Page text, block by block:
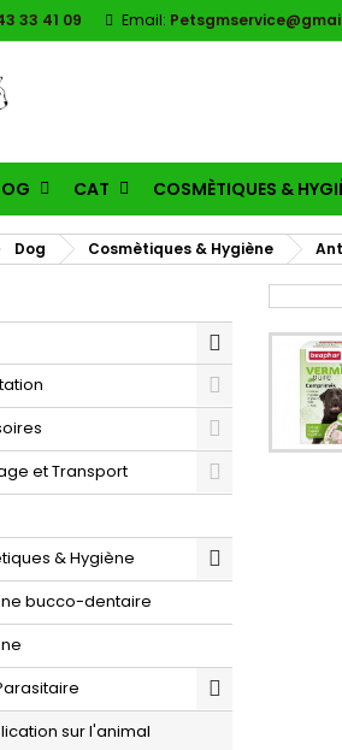
33 41 09 Email:
CAT COSMÈTIQUES &
Dog Cosmètiques & Hygiène
et Transport
& Hygiène
bucco-dentaire
sur l'animal